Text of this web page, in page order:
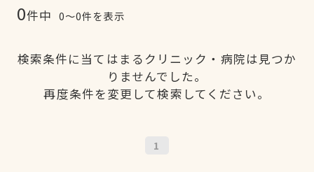
0件中 0〜0件を表示
検索条件に当てはまるクリニック・病院は見つか
りませんでした。
再度条件を変更して検索してください。
1